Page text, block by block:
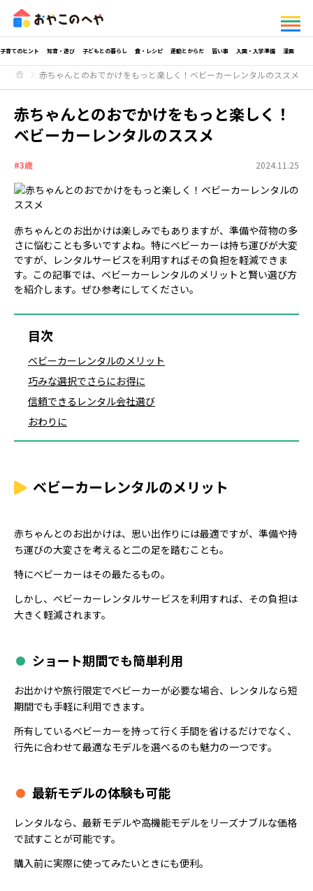
子育てのヒント 知育・遊び 子どもとの暮らし 食・レシピ 運動とからだ 習い事 入園・入学準備 漫画
赤ちゃんとのおでかけをもっと楽しく！ベビーカーレンタルのススメ
赤ちゃんとのおでかけをもっと楽しく！
ベビーカーレンタルのススメ
#3歳 2024.11.25
赤ちゃんとのお出かけは楽しみでもありますが、準備や荷物の多
さに悩むことも多いですよね。特にベビーカーは持ち運びが大変
ですが、レンタルサービスを利用すればその負担を軽減できま
す。この記事では、ベビーカーレンタルのメリットと賢い選び方
を紹介します。ぜひ参考にしてください。
目次
ベビーカーレンタルのメリット
巧みな選択でさらにお得に
信頼できるレンタル会社選び
おわりに
ベビーカーレンタルのメリット
赤ちゃんとのお出かけは、思い出作りには最適ですが、準備や持
ち運びの大変さを考えると二の足を踏むことも。
特にベビーカーはその最たるもの。
しかし、ベビーカーレンタルサービスを利用すれば、その負担は
大きく軽減されます。
ショート期間でも簡単利用
お出かけや旅行限定でベビーカーが必要な場合、レンタルなら短
期間でも手軽に利用できます。
所有しているベビーカーを持って行く手間を省けるだけでなく、
行先に合わせて最適なモデルを選べるのも魅力の一つです。
最新モデルの体験も可能
レンタルなら、最新モデルや高機能モデルをリーズナブルな価格
で試すことが可能です。
購入前に実際に使ってみたいときにも便利。